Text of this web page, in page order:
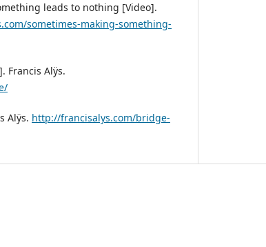
leads to nothing [Video].
sometimes-making-something-
Francis Alÿs.
Alÿs. http://francisalys.com/bridge-